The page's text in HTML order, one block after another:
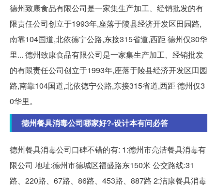
德州致康食品有限公司是一家集生产加工、经销批发的有
限责任公司创立于1993年,座落于陵县经济开发区田园路,
南靠104国道,北依德宁公路,东接315省道,西距 德州仅30华
里... 德州致康食品有限公司是一家集生产加工、经销批发
的有限责任公司创立于1993年,座落于陵县经济开发区田园
路,南靠104国道,北依德宁公路,东接315省道,西距 德州仅3
0华里。
德州餐具消毒公司哪家好?-设计本有问必答
德州餐具消毒公司口碑不错的有: 1:德州市亮洁餐具消毒有
限公司 地址:德州市德城区福盛路东150米 公交路线:31
路、220路、67路、86路、453路、887路 2:洁康餐具消毒